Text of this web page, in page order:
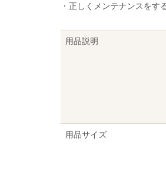
・正しくメンテナンスをす
用品説明
用品サイズ